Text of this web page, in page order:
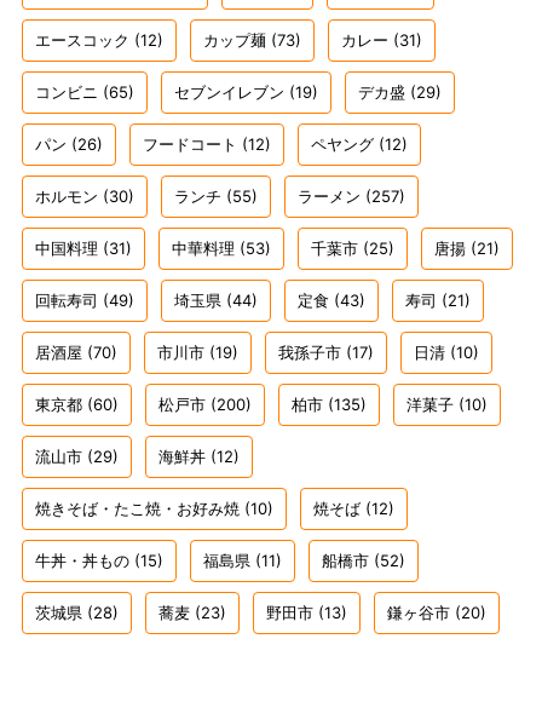
エースコック (12) カップ麺 (73) カレー (31)
コンビニ (65) セブンイレブン (19) デカ盛 (29)
パン (26) フードコート (12) ペヤング (12)
ホルモン (30) ランチ (55) ラーメン (257)
中国料理 (31) 中華料理 (53) 千葉市 (25) 唐揚 (21)
回転寿司 (49) 埼玉県 (44) 定食 (43) 寿司 (21)
居酒屋 (70) 市川市 (19) 我孫子市 (17) 日清 (10)
東京都 (60) 松戸市 (200) 柏市 (135) 洋菓子 (10)
流山市 (29) 海鮮丼 (12)
焼きそば・たこ焼・お好み焼 (10) 焼そば (12)
牛丼・丼もの (15) 福島県 (11) 船橋市 (52)
茨城県 (28) 蕎麦 (23) 野田市 (13) 鎌ヶ谷市 (20)